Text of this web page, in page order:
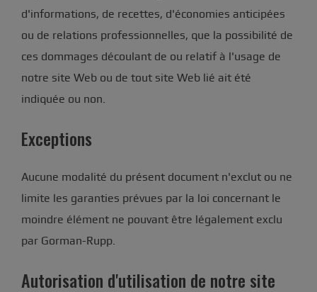
d'informations, de recettes, d'économies anticipées
ou de relations professionnelles, que la possibilité de
ces dommages découlant de ou relatif à l'usage de
notre site Web ou de tout site Web lié ait été
indiquée ou non.
Exceptions
Aucune modalité du présent document n'exclut ou ne
limite les garanties prévues par la loi concernant le
moindre élément ne pouvant être légalement exclu
par Gorman-Rupp.
Autorisation d'utilisation de notre site